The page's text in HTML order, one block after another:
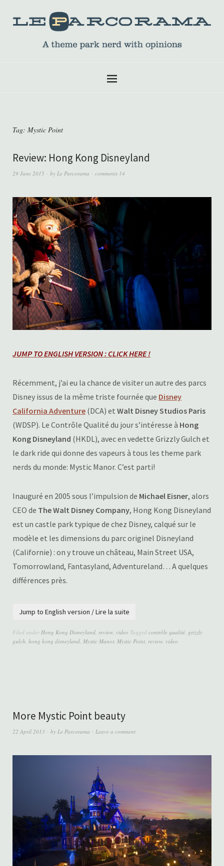
Tag: Mystic Point
Review: Hong Kong Disneyland
29 June 2015 by Le Parcorama comments 14
JUMP TO ENGLISH VERSION : CLICK HERE !
Récemment, j’ai eu la chance de visiter un autre des parcs
Disney issus de la même triste fournée que Disney
California Adventure (DCA) et Walt Disney Studios Paris
(WDSP). Le Contrôle Qualité du jour s’intéresse à Hong
Kong Disneyland (HKDL), avec en vedette Grizzly Gulch et
le dark ride qui donne des vapeurs à tous les theme park
nerds du monde: Mystic Manor. C’est parti!
Inauguré en 2005 sous l’impulsion de Michael Eisner, alors
CEO de The Walt Disney Company, Hong Kong Disneyland
est un castle park typique de chez Disney, calqué sur le
modèle et les dimensions du parc originel Disneyland
(Californie) : on y trouve un château, Main Street USA,
Tomorrowland, Fantasyland, Adventureland… A quelques
différences près.
Jump to English version / Lire la suite
Filed under Hong Kong Disneyland review video Tagged contrôle qualité grizzly
gulch hong kong disneyland Mystic Manor, Mystic Point review video
More Mystic Point beauty
22 April 2013 by Le Parcorama Leave a comment